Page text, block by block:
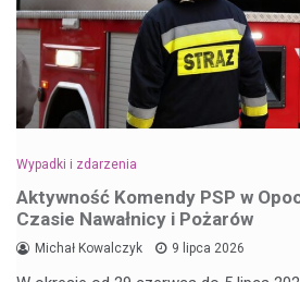
Wypadki i zdarzenia
Aktywność Komendy PSP w
Czasie Nawałnicy i Pożarów
Michał Kowalczyk 9 lipca 2026